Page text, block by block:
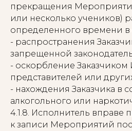
прекращения
или несколько учеников)
определенного времени в
- распространения
запрещенной
- оскорбление Заказчиком
представителей или
- нахождения Заказчика в
алкогольного или
4.1.8. Исполнитель вправе
к записи Мероприятий